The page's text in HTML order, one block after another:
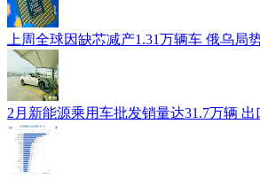
上周全球因缺芯减产1.31万辆车 俄乌局
2月新能源乘用车批发销量达31.7万辆 出